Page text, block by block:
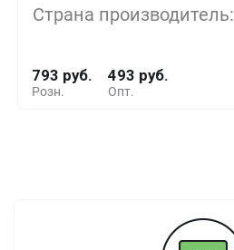
Страна производитель:
Розн.
793 руб.
Опт.
493 руб.
10+ -32%